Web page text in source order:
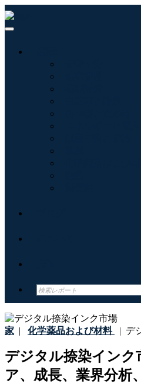
家 | 化学薬品および材料 | デ
デジタル捺染インク
ア、成長、業界分析